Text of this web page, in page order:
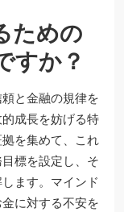
ための
すか？
と金融の規律を
成長を妨げる特
を集めて、これ
標を設定し、そ
ます。マインド
に対する不安を